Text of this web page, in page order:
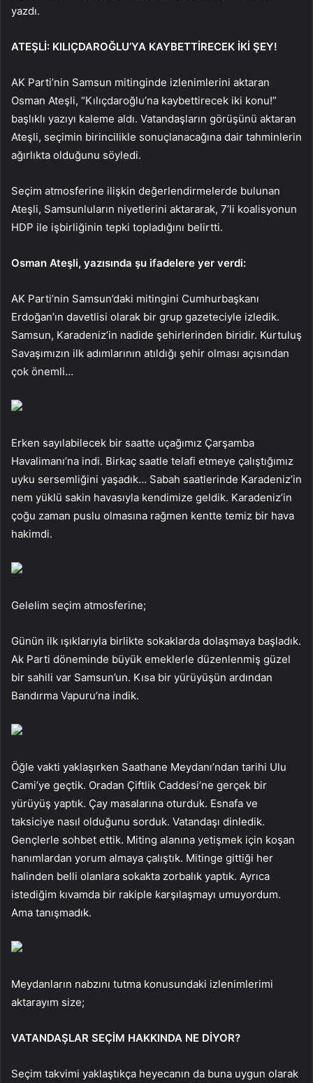
yazdı.
ATEŞLİ: KILIÇDAROĞLU’YA KAYBETTİRECEK İKİ ŞEY!
AK Parti’nin Samsun mitinginde izlenimlerini aktaran
Osman Ateşli, “Kılıçdaroğlu’na kaybettirecek iki konu!”
başlıklı yazıyı kaleme aldı. Vatandaşların görüşünü aktaran
Ateşli, seçimin birincilikle sonuçlanacağına dair tahminlerin
ağırlıkta olduğunu söyledi.
Seçim atmosferine ilişkin değerlendirmelerde bulunan
Ateşli, Samsunluların niyetlerini aktararak, 7’li koalisyonun
HDP ile işbirliğinin tepki topladığını belirtti.
Osman Ateşli, yazısında şu ifadelere yer verdi:
AK Parti’nin Samsun’daki mitingini Cumhurbaşkanı
Erdoğan’ın davetlisi olarak bir grup gazeteciyle izledik.
Samsun, Karadeniz’in nadide şehirlerinden biridir. Kurtuluş
Savaşımızın ilk adımlarının atıldığı şehir olması açısından
çok önemli…
Erken sayılabilecek bir saatte uçağımız Çarşamba
Havalimanı’na indi. Birkaç saatle telafi etmeye çalıştığımız
uyku sersemliğini yaşadık… Sabah saatlerinde Karadeniz’in
nem yüklü sakin havasıyla kendimize geldik. Karadeniz’in
çoğu zaman puslu olmasına rağmen kentte temiz bir hava
hakimdi.
Gelelim seçim atmosferine;
Günün ilk ışıklarıyla birlikte sokaklarda dolaşmaya başladık.
Ak Parti döneminde büyük emeklerle düzenlenmiş güzel
bir sahili var Samsun’un. Kısa bir yürüyüşün ardından
Bandırma Vapuru’na indik.
Öğle vakti yaklaşırken Saathane Meydanı’ndan tarihi Ulu
Cami’ye geçtik. Oradan Çiftlik Caddesi’ne gerçek bir
yürüyüş yaptık. Çay masalarına oturduk. Esnafa ve
taksiciye nasıl olduğunu sorduk. Vatandaşı dinledik.
Gençlerle sohbet ettik. Miting alanına yetişmek için koşan
hanımlardan yorum almaya çalıştık. Mitinge gittiği her
halinden belli olanlara sokakta zorbalık yaptık. Ayrıca
istediğim kıvamda bir rakiple karşılaşmayı umuyordum.
Ama tanışmadık.
Meydanların nabzını tutma konusundaki izlenimlerimi
aktarayım size;
VATANDAŞLAR SEÇİM HAKKINDA NE DİYOR?
Seçim takvimi yaklaştıkça heyecanın da buna uygun olarak